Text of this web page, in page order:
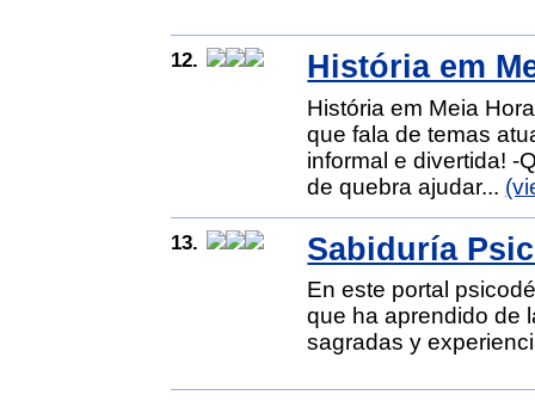
12. História em
História em Meia
que fala de temas
informal e divertida! -
de quebra ajudar...
13. Sabiduría
En este portal
que ha aprendido de
sagradas y